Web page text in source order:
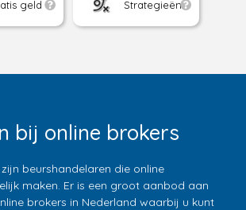
geld Strategieën
bij online brokers
beurshandelaren die online
maken. Er is een groot aanbod aan
brokers in Nederland waarbij u kunt